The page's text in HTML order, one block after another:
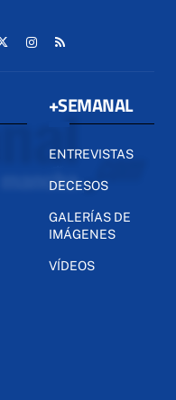
+SEMANAL
ENTREVISTAS
DECESOS
GALERÍAS DE
IMÁGENES
VÍDEOS